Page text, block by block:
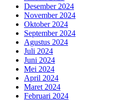
Desember 2024
November 2024
Oktober 2024
September 2024
Agustus 2024
Juli 2024
Juni 2024
Mei 2024
April 2024
Maret 2024
Februari 2024